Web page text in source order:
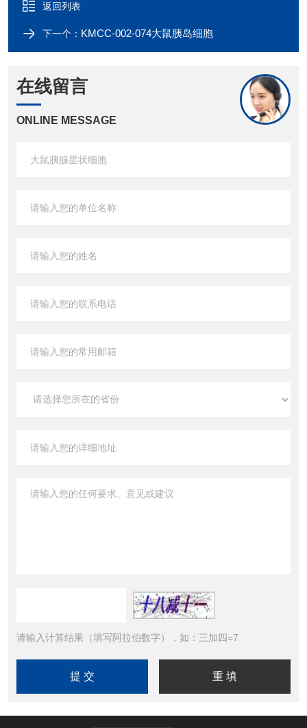
返回列表
下一个： KMCC-002-074大鼠胰岛细胞
在线留言
ONLINE MESSAGE
请输入计算结果（填写阿拉伯数字），如：三加四=7